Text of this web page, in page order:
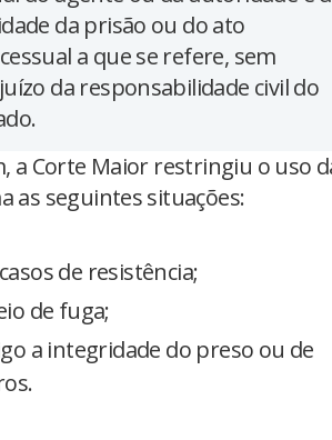
da prisão ou do ato
a que se refere, sem
da responsabilidade civil do
a Corte Maior restringiu o uso
as seguintes situações:
de resistência;
de fuga;
a integridade do preso ou de